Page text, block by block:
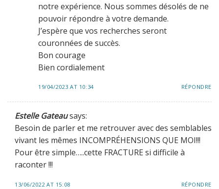
notre expérience. Nous sommes désolés de ne
pouvoir répondre à votre demande.
J’espère que vos recherches seront
couronnées de succès.
Bon courage
Bien cordialement
19/04/2023 AT 10:34 RÉPONDRE
Estelle Gateausays:
Besoin de parler et me retrouver avec des semblables
vivant les mêmes INCOMPRÉHENSIONS QUE MOI!!!
Pour être simple…..cette FRACTURE si difficile à
raconter !!!
13/06/2022 AT 15:08 RÉPONDRE